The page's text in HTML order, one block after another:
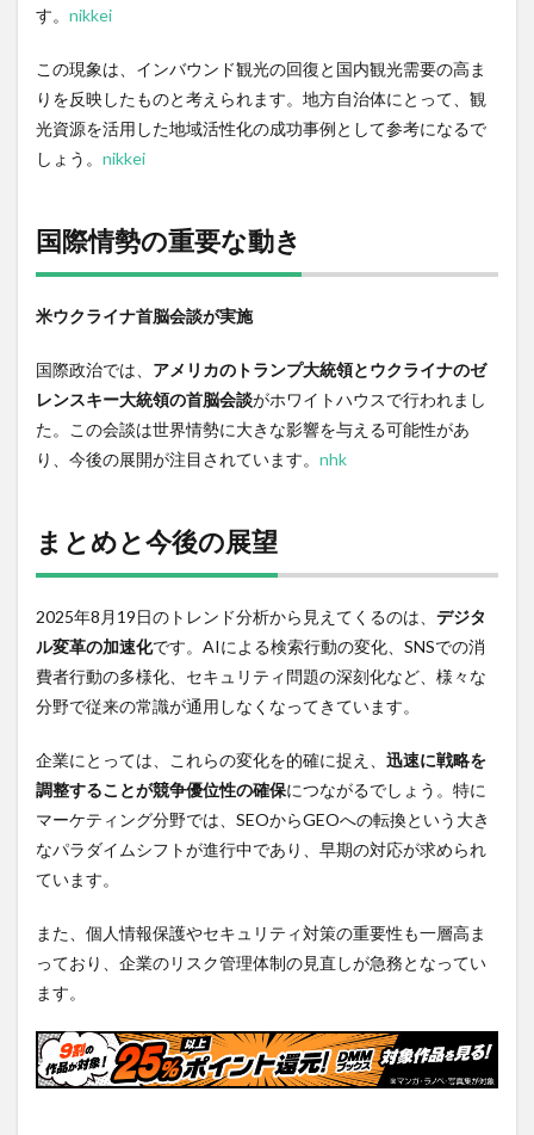
す。 nikkei
この現象は、インバウンド観光の回復と国内観光需要の高ま
りを反映したものと考えられます。地方自治体にとって、観
光資源を活用した地域活性化の成功事例として参考になるで
しょう。 nikkei
国際情勢の重要な動き
米ウクライナ首脳会談が実施
国際政治では、 アメリカのトランプ大統領とウクライナのゼ
レンスキー大統領の首脳会談がホワイトハウスで行われまし
た。この会談は世界情勢に大きな影響を与える可能性があ
り、今後の展開が注目されています。 nhk
まとめと今後の展望
2025年8月19日のトレンド分析から見えてくるのは、 デジタ
ル変革の加速化です。AIによる検索行動の変化、SNSでの消
費者行動の多様化、セキュリティ問題の深刻化など、様々な
分野で従来の常識が通用しなくなってきています。
企業にとっては、これらの変化を的確に捉え、 迅速に戦略を
調整することが競争優位性の確保につながるでしょう。特に
マーケティング分野では、SEOからGEOへの転換という大き
なパラダイムシフトが進行中であり、早期の対応が求められ
ています。
また、個人情報保護やセキュリティ対策の重要性も一層高ま
っており、企業のリスク管理体制の見直しが急務となってい
ます。